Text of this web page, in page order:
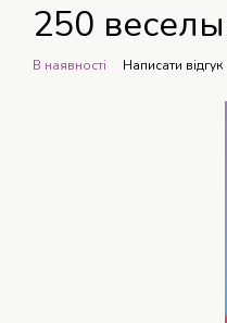
250
В наявності Написати відгук